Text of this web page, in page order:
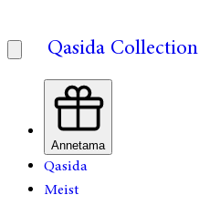
Qasida Collection
Annetama
Qasida
Meist